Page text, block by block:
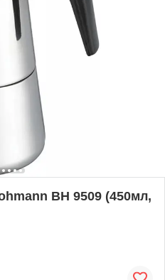
BH 9509 (450мл,